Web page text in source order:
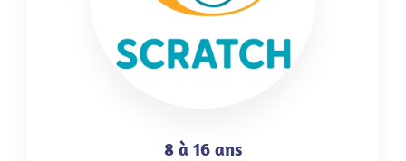
8 à 16 ans